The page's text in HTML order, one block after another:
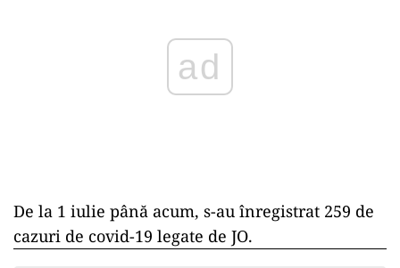
De la 1 iulie până acum, s-au înregistrat 259 de
cazuri de covid-19 legate de JO.